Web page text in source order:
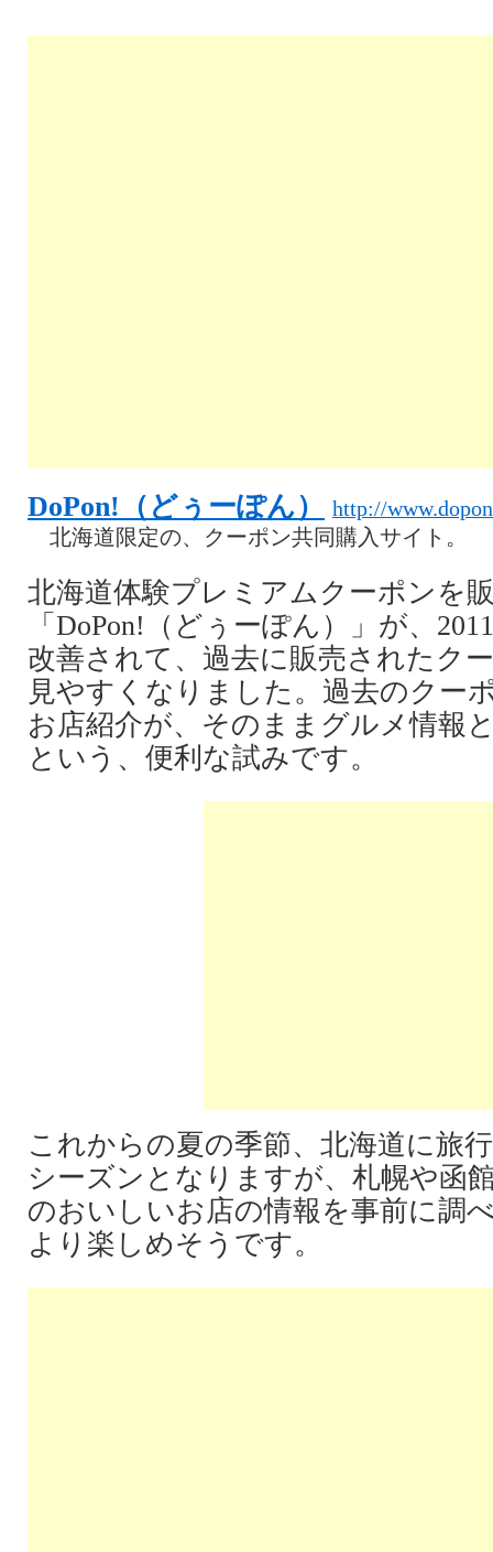
DoPon!（どぅーぽん）
http://
北海道限定の、クーポン共同購入サイト。
北海道体験プレミアムクーポンを
「DoPon!（どぅーぽん）」が、
改善されて、過去に販売されたク
見やすくなりました。過去のクー
お店紹介が、そのままグルメ情報
という、便利な試みです。
これからの夏の季節、北海道に旅
シーズンとなりますが、札幌や函
のおいしいお店の情報を事前に調
より楽しめそうです。